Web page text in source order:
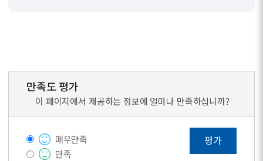
만족도 평가
이 페이지에서 제공하는 정보에 얼마나 만족하십니까?
매우만족
만족
평가